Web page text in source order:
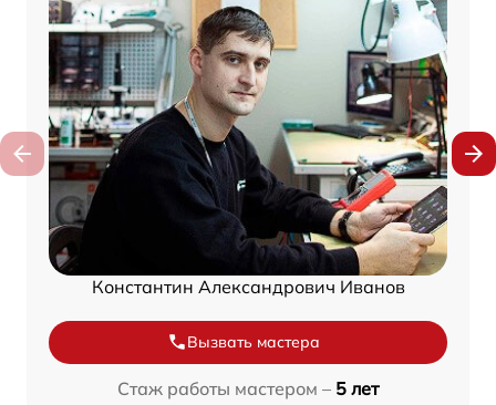
Константин Александрович Иванов
Вызвать мастера
Стаж работы мастером – 5 лет